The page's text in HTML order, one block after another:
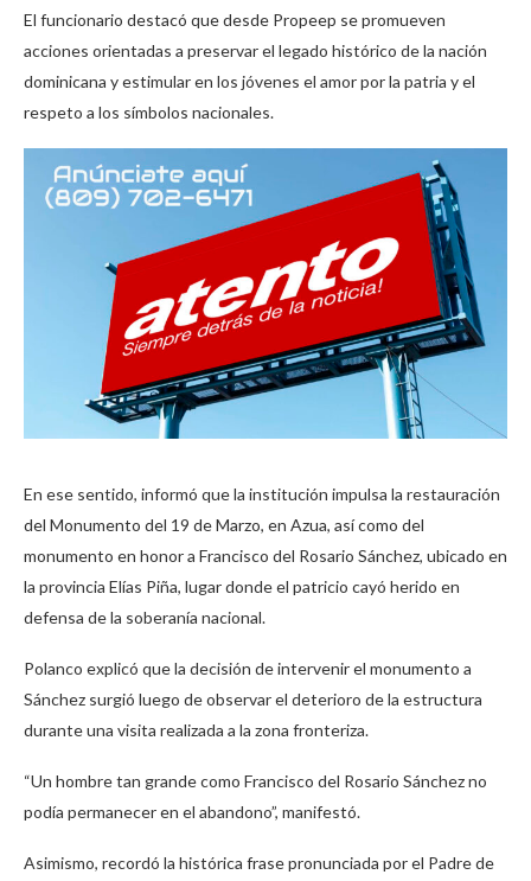
El funcionario destacó que desde Propeep se promueven
acciones orientadas a preservar el legado histórico de la nación
dominicana y estimular en los jóvenes el amor por la patria y el
respeto a los símbolos nacionales.
En ese sentido, informó que la institución impulsa la restauración
del Monumento del 19 de Marzo, en Azua, así como del
monumento en honor a Francisco del Rosario Sánchez, ubicado en
la provincia Elías Piña, lugar donde el patricio cayó herido en
defensa de la soberanía nacional.
Polanco explicó que la decisión de intervenir el monumento a
Sánchez surgió luego de observar el deterioro de la estructura
durante una visita realizada a la zona fronteriza.
“Un hombre tan grande como Francisco del Rosario Sánchez no
podía permanecer en el abandono”, manifestó.
Asimismo, recordó la histórica frase pronunciada por el Padre de